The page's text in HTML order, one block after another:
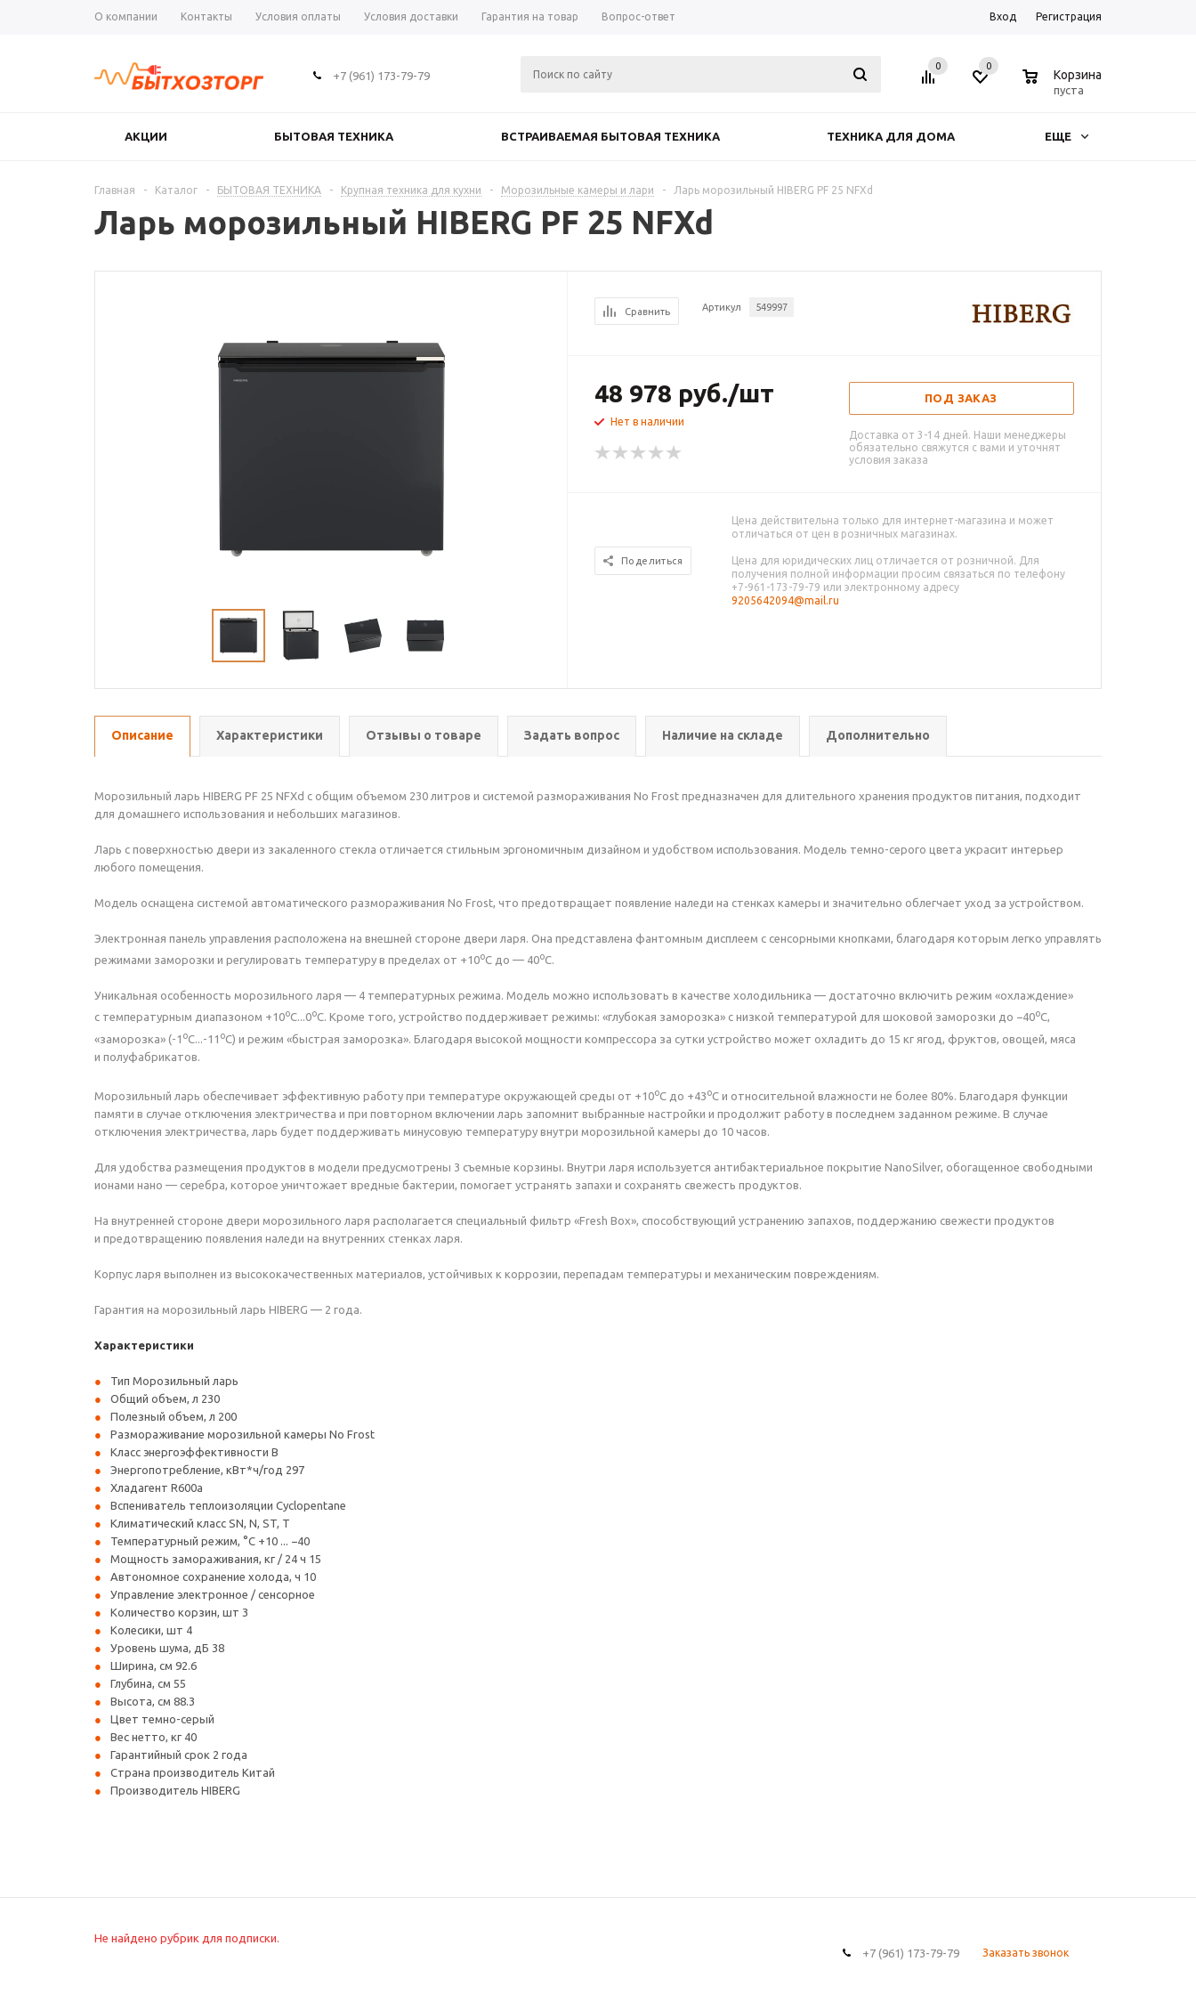
О компании Контакты Условия оплаты Условия доставки Гарантия на товар Вопрос-ответ Вход Регистрация
+7 (961) 173-79-79
0 0
Корзина
пуста
АКЦИИ БЫТОВАЯ ТЕХНИКА ВСТРАИВАЕМАЯ БЫТОВАЯ ТЕХНИКА ТЕХНИКА ДЛЯ ДОМА ЕЩЕ
Главная - Каталог - БЫТОВАЯ ТЕХНИКА - Крупная техника для кухни - Морозильные камеры и лари - Ларь морозильный HIBERG PF 25 NFXd
Ларь морозильный HIBERG PF 25 NFXd
Сравнить Артикул 549997
48 978 руб./шт
Нет в наличии
ПОД ЗАКАЗ
Доставка от 3-14 дней. Наши менеджеры
обязательно свяжутся с вами и уточнят
условия заказа
Поделиться
Цена действительна только для интернет-магазина и может
отличаться от цен в розничных магазинах.
Цена для юридических лиц отличается от розничной. Для
получения полной информации просим связаться по телефону
+7-961-173-79-79 или электронному адресу
9205642094@mail.ru
Описание Характеристики Отзывы о товаре Задать вопрос Наличие на складе Дополнительно
Морозильный ларь HIBERG PF 25 NFXd с общим объемом 230 литров и системой размораживания No Frost предназначен для длительного хранения продуктов питания, подходит
для домашнего использования и небольших магазинов.
Ларь с поверхностью двери из закаленного стекла отличается стильным эргономичным дизайном и удобством использования. Модель темно-серого цвета украсит интерьер
любого помещения.
Модель оснащена системой автоматического размораживания No Frost, что предотвращает появление наледи на стенках камеры и значительно облегчает уход за устройством.
Электронная панель управления расположена на внешней стороне двери ларя. Она представлена фантомным дисплеем с сенсорными кнопками, благодаря которым легко управлять
режимами заморозки и регулировать температуру в пределах от +10оС до — 40оС.
Уникальная особенность морозильного ларя — 4 температурных режима. Модель можно использовать в качестве холодильника — достаточно включить режим «охлаждение»
с температурным диапазоном +10оС...0оС. Кроме того, устройство поддерживает режимы: «глубокая заморозка» с низкой температурой для шоковой заморозки до −40оС,
«заморозка» (-1 оС...-11 оС) и режим «быстрая заморозка». Благодаря высокой мощности компрессора за сутки устройство может охладить до 15 кг ягод, фруктов, овощей, мяса
и полуфабрикатов.
Морозильный ларь обеспечивает эффективную работу при температуре окружающей среды от +10оС до +43оС и относительной влажности не более 80%. Благодаря функции
памяти в случае отключения электричества и при повторном включении ларь запомнит выбранные настройки и продолжит работу в последнем заданном режиме. В случае
отключения электричества, ларь будет поддерживать минусовую температуру внутри морозильной камеры до 10 часов.
Для удобства размещения продуктов в модели предусмотрены 3 съемные корзины. Внутри ларя используется антибактериальное покрытие NanoSilver, обогащенное свободными
ионами нано — серебра, которое уничтожает вредные бактерии, помогает устранять запахи и сохранять свежесть продуктов.
На внутренней стороне двери морозильного ларя располагается специальный фильтр «Fresh Box», способствующий устранению запахов, поддержанию свежести продуктов
и предотвращению появления наледи на внутренних стенках ларя.
Корпус ларя выполнен из высококачественных материалов, устойчивых к коррозии, перепадам температуры и механическим повреждениям.
Гарантия на морозильный ларь HIBERG — 2 года.
Характеристики
Тип Морозильный ларь
Общий объем, л 230
Полезный объем, л 200
Размораживание морозильной камеры No Frost
Класс энергоэффективности B
Энергопотребление, кВт*ч/год 297
Хладагент R600a
Вспениватель теплоизоляции Cyclopentane
Климатический класс SN, N, ST, T
Температурный режим, °C +10 ... −40
Мощность замораживания, кг / 24 ч 15
Автономное сохранение холода, ч 10
Управление электронное / сенсорное
Количество корзин, шт 3
Колесики, шт 4
Уровень шума, дБ 38
Ширина, см 92.6
Глубина, см 55
Высота, см 88.3
Цвет темно-серый
Вес нетто, кг 40
Гарантийный срок 2 года
Страна производитель Китай
Производитель HIBERG
Не найдено рубрик для подписки.
+7 (961) 173-79-79
Заказать звонок